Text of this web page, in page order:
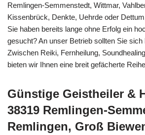
Remlingen-Semmenstedt, Wittmar,
Kissenbrück, Denkte, Uehrde oder
Sie haben bereits lange ohne Erfolg ein
gesucht? An unser Betrieb sollten Sie sich
Zwischen Reiki, Fernheilung,
bieten wir Ihnen eine breit gefächerte
Günstige Geistheiler &
38319 Remlingen-
Remlingen, Groß